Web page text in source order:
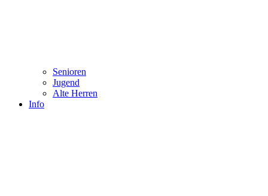
Senioren
Jugend
Alte Herren
Info